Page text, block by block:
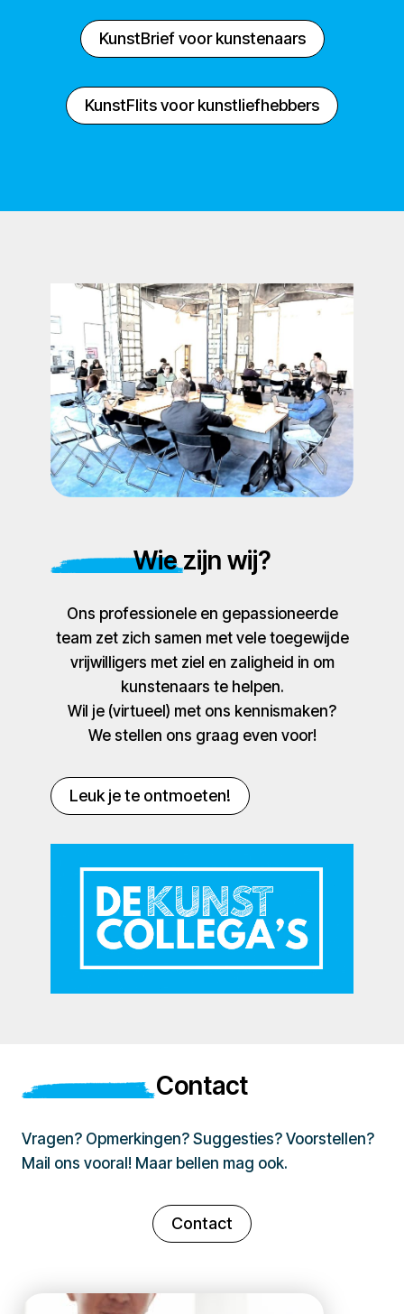
KunstBrief voor kunstenaars
KunstFlits voor kunstliefhebbers
Wie zijn wij?
Ons professionele en gepassioneerde
team zet zich samen met vele toegewijde
vrijwilligers met ziel en zaligheid in om
kunstenaars te helpen.
Wil je (virtueel) met ons kennismaken?
We stellen ons graag even voor!
Leuk je te ontmoeten!
Contact
Vragen? Opmerkingen? Suggesties? Voorstellen?
Mail ons vooral! Maar bellen mag ook.
Contact